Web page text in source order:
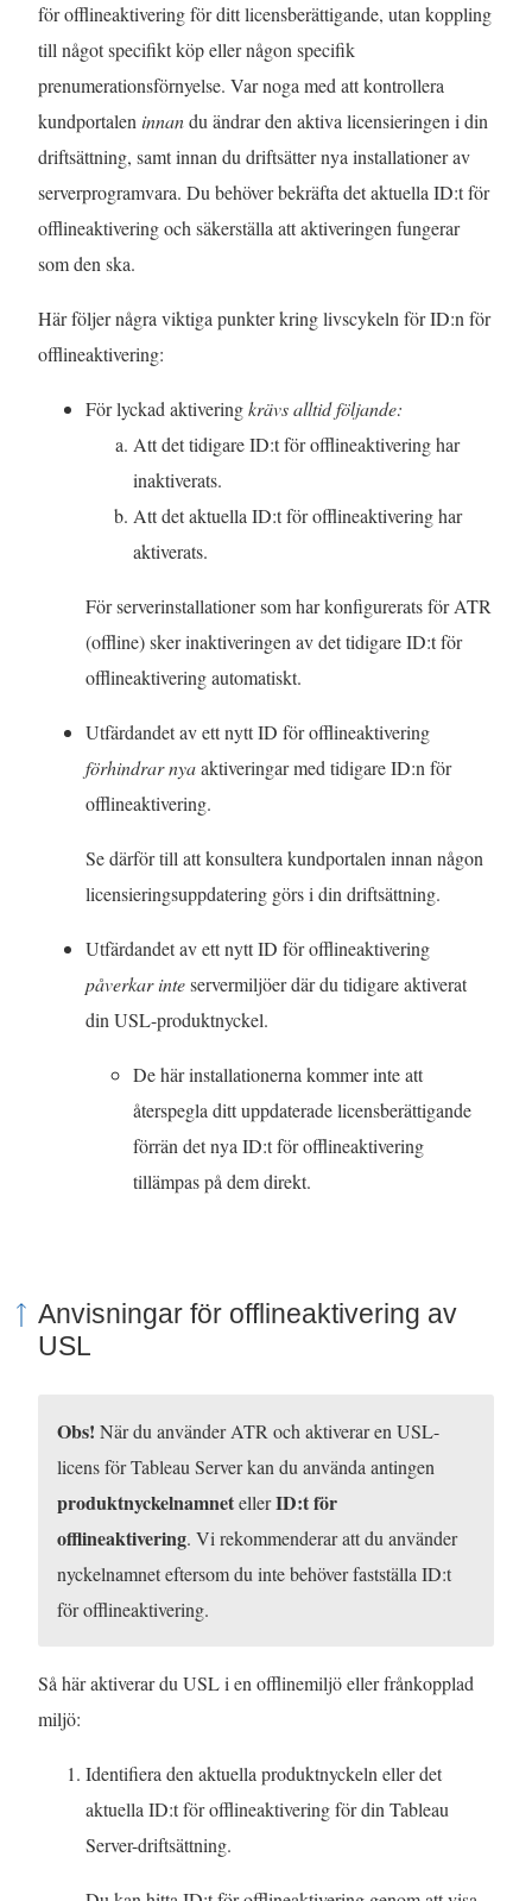
för offlineaktivering för ditt licensberättigande, utan koppling
till något specifikt köp eller någon specifik
prenumerationsförnyelse. Var noga med att kontrollera
kundportaleninnandu ändrar den aktiva licensieringen i din
driftsättning, samt innan du driftsätter nya installationer av
serverprogramvara. Du behöver bekräfta det aktuella ID:t för
offlineaktivering och säkerställa att aktiveringen fungerar
som den ska.
Här följer några viktiga punkter kring livscykeln för ID:n för
offlineaktivering:
För lyckad aktiveringkrävs alltid följande:
Att det tidigare ID:t för offlineaktivering har
inaktiverats.
Att det aktuella ID:t för offlineaktivering har
aktiverats.
För serverinstallationer som har konfigurerats för ATR
(offline) sker inaktiveringen av det tidigare ID:t för
offlineaktivering automatiskt.
Utfärdandet av ett nytt ID för offlineaktivering
förhindrar nyaaktiveringar med tidigare ID:n för
offlineaktivering.
Se därför till att konsultera kundportalen innan någon
licensieringsuppdatering görs i din driftsättning.
Utfärdandet av ett nytt ID för offlineaktivering
påverkar inteservermiljöer där du tidigare aktiverat
din USL-produktnyckel.
De här installationerna kommer inte att
återspegla ditt uppdaterade licensberättigande
förrän det nya ID:t för offlineaktivering
tillämpas på dem direkt.
Anvisningar för offlineaktivering av
USL
Obs! När du använder ATR och aktiverar en USL-
licens förTableau Serverkan du använda antingen
produktnyckelnamnetellerID:t för
offlineaktivering. Vi rekommenderar att du använder
nyckelnamnet eftersom du inte behöver fastställa ID:t
för offlineaktivering.
Så här aktiverar du USL i en offlinemiljö eller frånkopplad
miljö:
Identifiera den aktuella produktnyckeln eller det
aktuella ID:t för offlineaktivering för din Tableau
Server-driftsättning.